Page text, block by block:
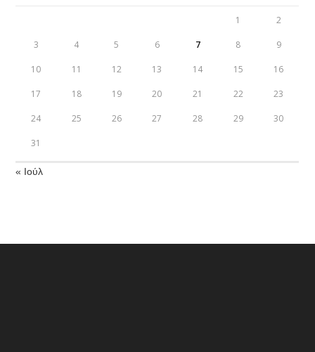
1 2
3 4 5 6 7 8 9
10 11 12 13 14 15 16
17 18 19 20 21 22 23
24 25 26 27 28 29 30
31
« Ιούλ